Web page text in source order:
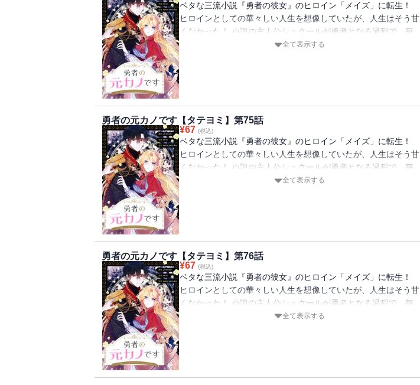
ベタな三流小説『勇者の彼女』のヒロイン「メイズ」に転生！
ヒロインとしての華々しい人生を想像していたが、人生はそう甘
くなかった！ 小説の主人公シュクールが勇者となる過程で、毎
日のように誘拐されたり、彼が他の女たちとイチャつくのを見て
全て表示する
勇者の元カノです【タテヨミ】第75話
¥67 (税込)
ベタな三流小説『勇者の彼女』のヒロイン「メイズ」に転生！
ヒロインとしての華々しい人生を想像していたが、人生はそう甘
くなかった！ 小説の主人公シュクールが勇者となる過程で、毎
日のように誘拐されたり、彼が他の女たちとイチャつくのを見て
全て表示する
勇者の元カノです【タテヨミ】第76話
¥67 (税込)
ベタな三流小説『勇者の彼女』のヒロイン「メイズ」に転生！
ヒロインとしての華々しい人生を想像していたが、人生はそう甘
くなかった！ 小説の主人公シュクールが勇者となる過程で、毎
日のように誘拐されたり、彼が他の女たちとイチャつくのを見て
全て表示する